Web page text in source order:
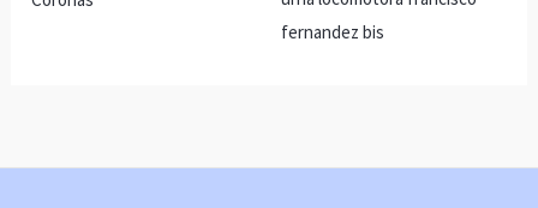
fernandez bis